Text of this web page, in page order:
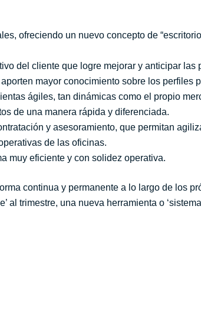
ofreciendo un nuevo concepto de
del cliente que logre mejorar y anticipar
mayor conocimiento sobre los perfiles
ágiles, tan dinámicas como el propio
de una manera rápida y diferenciada.
y asesoramiento, que permitan
de las oficinas.
muy eficiente y con solidez operativa.
continua y permanente a lo largo de los
al trimestre, una nueva herramienta o